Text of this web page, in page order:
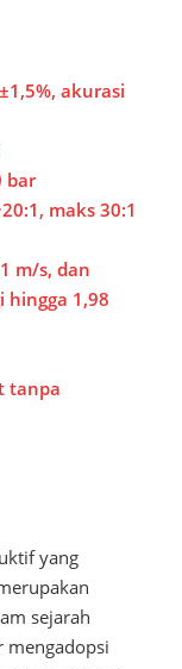
akurasi
bar
maks 30:1
m/s, dan
hingga 1,98
tanpa
yang
sejarah
mengadopsi